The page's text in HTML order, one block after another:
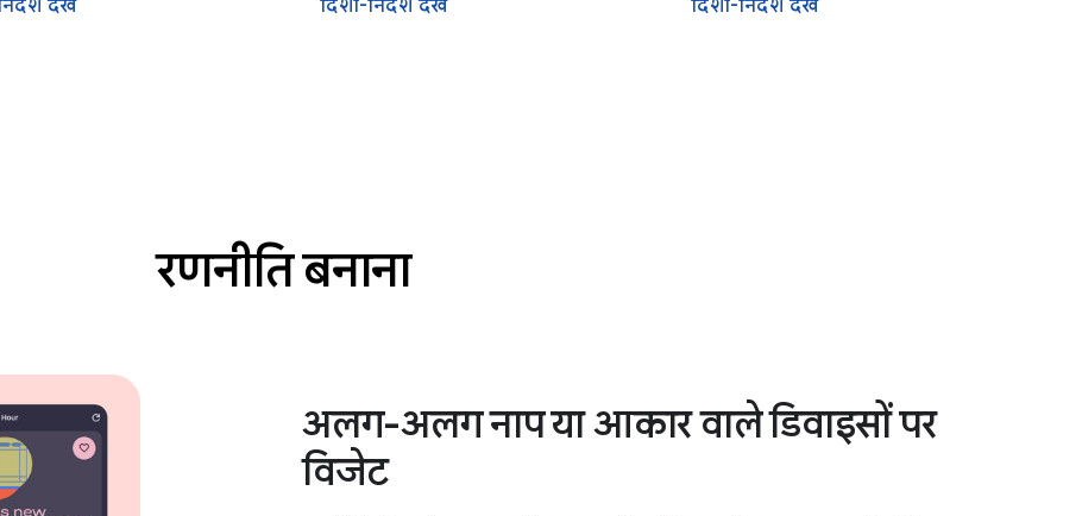
देखें दिशा-निर्देश देखें दिशा-निर्देश देखें
रणनीति बनाना
अलग-अलग नाप या आकार वाले डिवाइसों पर
विजेट